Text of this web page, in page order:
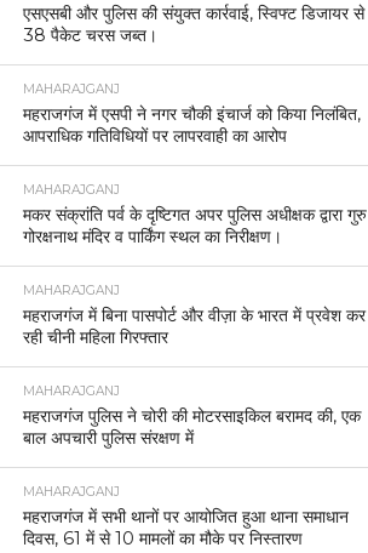
एसएसबी और पुलिस की संयुक्त कार्रवाई, स्विफ्ट डिजायर से
38 पैकेट चरस जब्त।
MAHARAJGANJ
महराजगंज में एसपी ने नगर चौकी इंचार्ज को किया निलंबित,
आपराधिक गतिविधियों पर लापरवाही का आरोप
MAHARAJGANJ
मकर संक्रांति पर्व के दृष्टिगत अपर पुलिस अधीक्षक द्वारा गुरु
गोरक्षनाथ मंदिर व पार्किंग स्थल का निरीक्षण।
MAHARAJGANJ
महराजगंज में बिना पासपोर्ट और वीज़ा के भारत में प्रवेश कर
रही चीनी महिला गिरफ्तार
MAHARAJGANJ
महराजगंज पुलिस ने चोरी की मोटरसाइकिल बरामद की, एक
बाल अपचारी पुलिस संरक्षण में
MAHARAJGANJ
महराजगंज में सभी थानों पर आयोजित हुआ थाना समाधान
दिवस, 61 में से 10 मामलों का मौके पर निस्तारण